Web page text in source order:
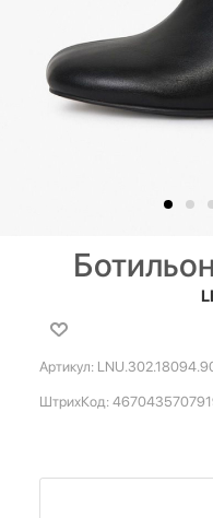
Артикул:
ШтрихКод: